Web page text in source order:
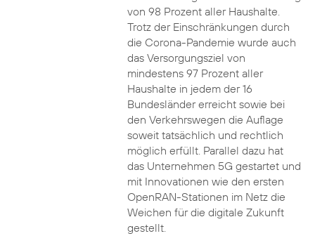
von 98 Prozent aller Haushalte.
Trotz der Einschränkungen durch
die Corona-Pandemie wurde auch
das Versorgungsziel von
mindestens 97 Prozent aller
Haushalte in jedem der 16
Bundesländer erreicht sowie bei
den Verkehrswegen die Auflage
soweit tatsächlich und rechtlich
möglich erfüllt. Parallel dazu hat
das Unternehmen 5G gestartet und
mit Innovationen wie den ersten
OpenRAN-Stationen im Netz die
Weichen für die digitale Zukunft
gestellt.